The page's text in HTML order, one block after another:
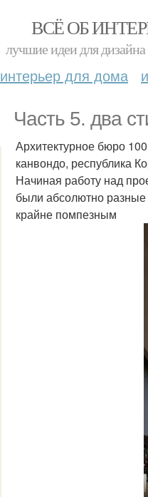
ВСЁ ОБ
лучшие идеи для дизайна
интерьер для дома
Часть 5. два
Архитектурное бюро
канвондо, республика
Начиная работу над
были абсолютно разные
крайне помпезным